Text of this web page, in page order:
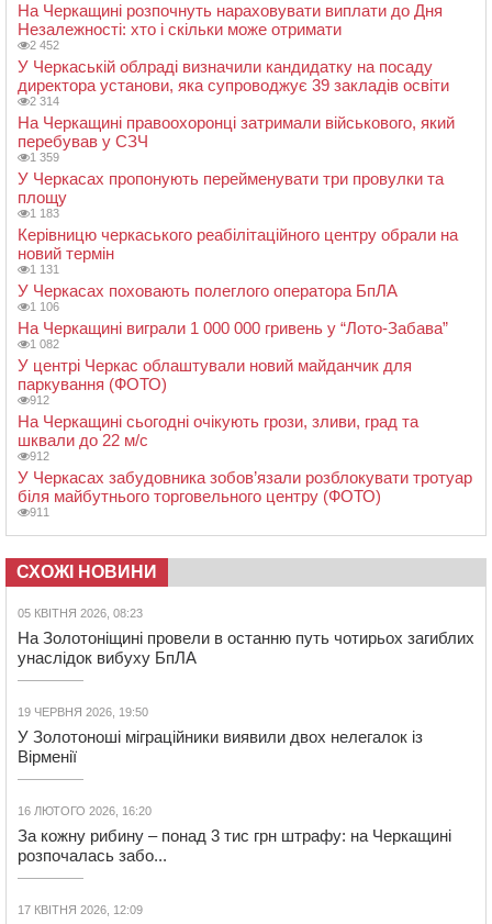
На Черкащині розпочнуть нараховувати виплати до Дня
Незалежності: хто і скільки може отримати
2 452
У Черкаській облраді визначили кандидатку на посаду
директора установи, яка супроводжує 39 закладів освіти
2 314
На Черкащині правоохоронці затримали військового, який
перебував у СЗЧ
1 359
У Черкасах пропонують перейменувати три провулки та
площу
1 183
Керівницю черкаського реабілітаційного центру обрали на
новий термін
1 131
У Черкасах поховають полеглого оператора БпЛА
1 106
На Черкащині виграли 1 000 000 гривень у “Лото-Забава”
1 082
У центрі Черкас облаштували новий майданчик для
паркування (ФОТО)
912
На Черкащині сьогодні очікують грози, зливи, град та
шквали до 22 м/с
912
У Черкасах забудовника зобов’язали розблокувати тротуар
біля майбутнього торговельного центру (ФОТО)
911
СХОЖІ НОВИНИ
05 КВІТНЯ 2026, 08:23
На Золотоніщині провели в останню путь чотирьох загиблих
унаслідок вибуху БпЛА
19 ЧЕРВНЯ 2026, 19:50
У Золотоноші міграційники виявили двох нелегалок із
Вірменії
16 ЛЮТОГО 2026, 16:20
За кожну рибину – понад 3 тис грн штрафу: на Черкащині
розпочалась забо...
17 КВІТНЯ 2026, 12:09